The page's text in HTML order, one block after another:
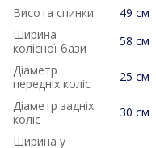
Висота спинки
49 см
Ширина
колісної бази
58 см
Діаметр
передніх коліс
25 см
Діаметр задніх
коліс
30 см
Ширина у